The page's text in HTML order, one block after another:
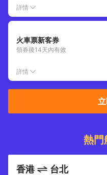
詳情
火車票新客券
領券後14天內有效
詳情
熱門
香港 台北